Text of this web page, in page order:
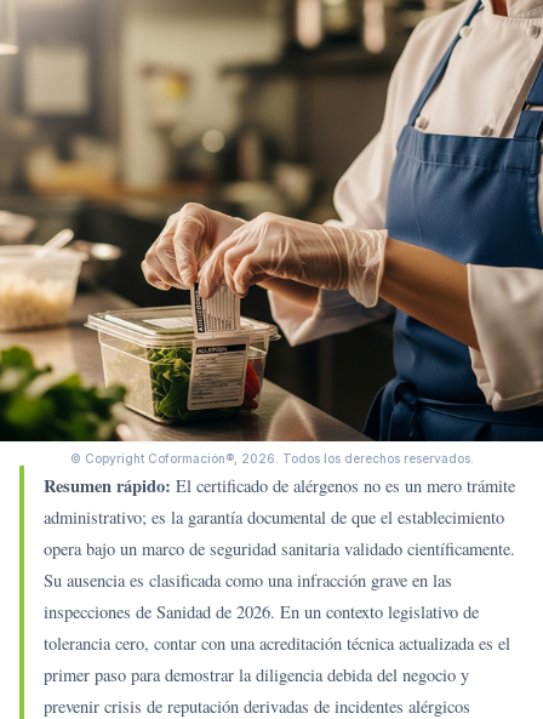
© Copyright Coformación®, 2026. Todos los derechos reservados.
Resumen rápido: El certificado de alérgenos no es un mero trámite
administrativo; es la garantía documental de que el establecimiento
opera bajo un marco de seguridad sanitaria validado científicamente.
Su ausencia es clasificada como una infracción grave en las
inspecciones de Sanidad de 2026. En un contexto legislativo de
tolerancia cero, contar con una acreditación técnica actualizada es el
primer paso para demostrar la diligencia debida del negocio y
prevenir crisis de reputación derivadas de incidentes alérgicos